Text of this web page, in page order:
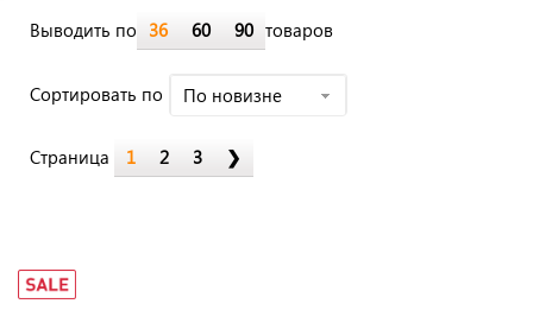
Выводить по 36 60 90 товаров
Cортировать по По новизне
Страница 1 2 3 ❯